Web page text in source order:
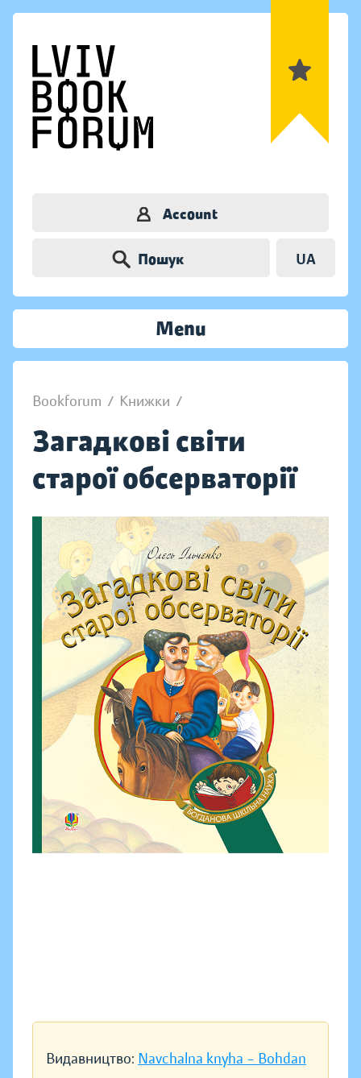
Account
Пошук UA
Menu
Bookforum / Книжки /
Загадкові світи
старої обсерваторії
Видавництво: Navchalna knyha – Bohdan